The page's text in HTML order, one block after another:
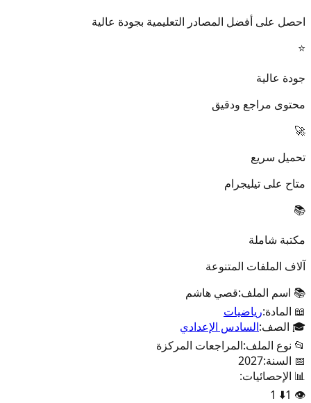
احصل على أفضل المصادر التعليمية بجودة عالية
⭐
جودة عالية
محتوى مراجع ودقيق
🚀
تحميل سريع
متاح على تيليجرام
📚
مكتبة شاملة
آلاف الملفات المتنوعة
📚 اسم الملف:قصي هاشم
📖 المادة:رياضيات
🎓 الصف:السادس الإعدادي
📂 نوع الملف:المراجعات المركزة
📅 السنة:2027
📊 الإحصائيات:
👁️
1
⬇️
1